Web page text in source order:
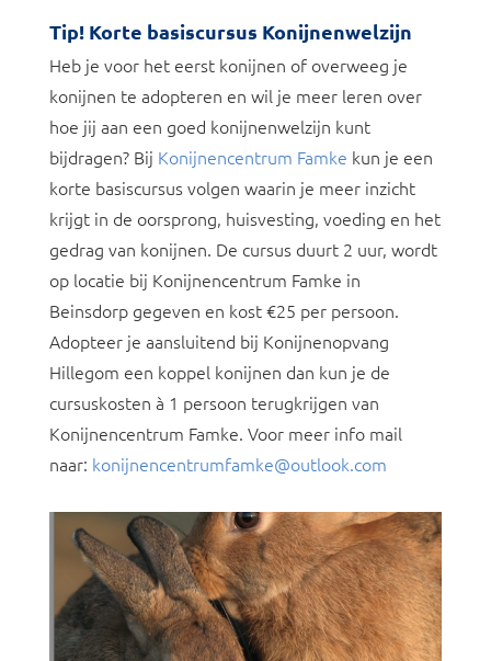
Tip! Korte basiscursus Konijnenwelzijn
Heb je voor het eerst konijnen of overweeg je
konijnen te adopteren en wil je meer leren over
hoe jij aan een goed konijnenwelzijn kunt
bijdragen? Bij Konijnencentrum Famke kun je een
korte basiscursus volgen waarin je meer inzicht
krijgt in de oorsprong, huisvesting, voeding en het
gedrag van konijnen. De cursus duurt 2 uur, wordt
op locatie bij Konijnencentrum Famke in
Beinsdorp gegeven en kost €25 per persoon.
Adopteer je aansluitend bij Konijnenopvang
Hillegom een koppel konijnen dan kun je de
cursuskosten à 1 persoon terugkrijgen van
Konijnencentrum Famke. Voor meer info mail
naar: konijnencentrumfamke@outlook.com